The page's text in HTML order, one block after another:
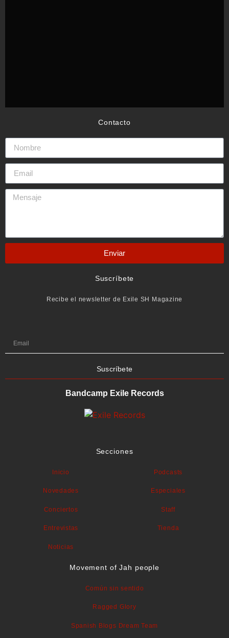
Contacto
Enviar
Suscríbete
Recibe el newsletter de Exile SH Magazine
Suscríbete
Bandcamp Exile Records
Secciones
Inicio
Novedades
Conciertos
Entrevistas
Noticias
Podcasts
Especiales
Staff
Tienda
Movement of Jah people
Común sin sentido
Ragged Glory
Spanish Blogs Dream Team